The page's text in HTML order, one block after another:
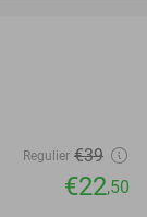
Regulier €39
€22,50